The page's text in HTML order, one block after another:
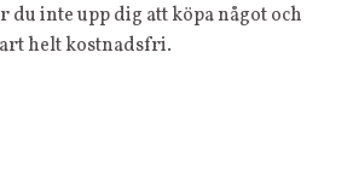
du inte upp dig att köpa något och
helt kostnadsfri.